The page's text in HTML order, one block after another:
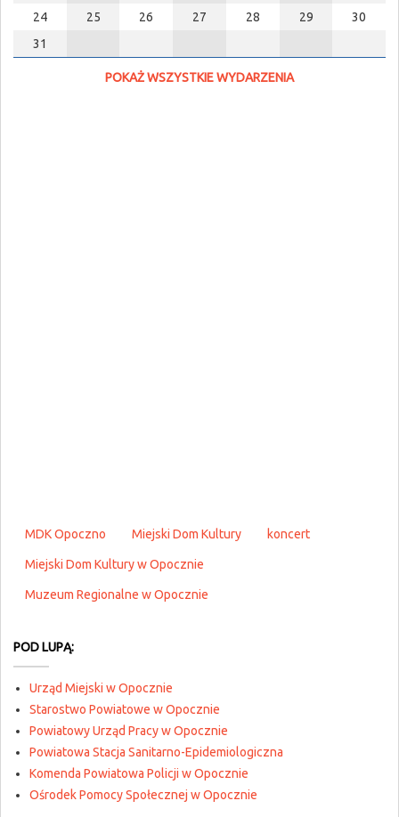
24
25 26 27 28 29
30
31
POKAŻ WSZYSTKIE WYDARZENIA
MDK Opoczno Miejski Dom Kultury koncert
Miejski Dom Kultury w Opocznie
Muzeum Regionalne w Opocznie
POD LUPĄ:
Urząd Miejski w Opocznie
Starostwo Powiatowe w Opocznie
Powiatowy Urząd Pracy w Opocznie
Powiatowa Stacja Sanitarno-Epidemiologiczna
Komenda Powiatowa Policji w Opocznie
Ośrodek Pomocy Społecznej w Opocznie